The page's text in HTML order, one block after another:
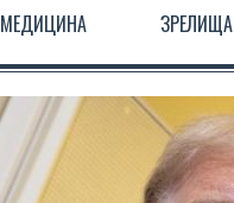
МЕДИЦИНА ЗРЕЛИЩА